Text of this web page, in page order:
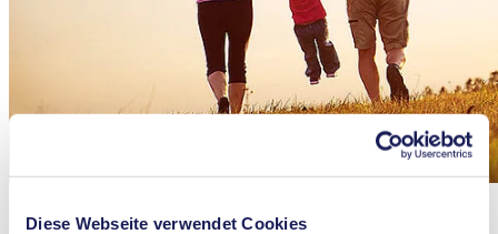
Diese Webseite verwendet Cookies
Lebensqualität zu steigern und langfristig dazu beitragen, eine